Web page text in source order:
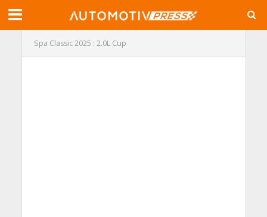
Spa Classic 2025 : 2.0L Cup